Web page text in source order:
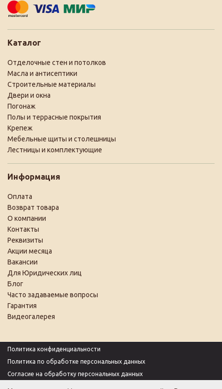
Каталог
Отделочные стен и потолков
Масла и антисептики
Строительные материалы
Двери и окна
Погонаж
Полы и террасные покрытия
Крепеж
Мебельные щиты и столешницы
Лестницы и комплектующие
Информация
Оплата
Возврат товара
О компании
Контакты
Реквизиты
Акции месяца
Вакансии
Для Юридических лиц
Блог
Часто задаваемые вопросы
Гарантия
Видеогалерея
Политика конфиденциальности
Политика по обработке персональных данных
Согласие на обработку персональных данных